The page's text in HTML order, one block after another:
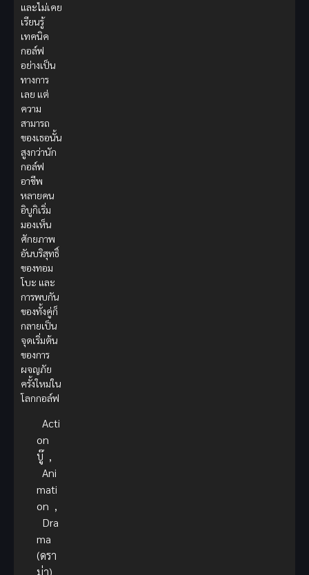
และไม่เคย
เรียนรู้
เทคนิค
กอล์ฟ
อย่างเป็น
ทางการ
เลย แต่
ความ
สามารถ
ของเธอนั้น
สูงกว่านัก
กอล์ฟ
อาชีพ
หลายคน
อิบูกิเริ่ม
มองเห็น
ศักยภาพ
อันบริสุทธิ์
ของทอม
โบะ และ
การพบกัน
ของทั้งคู่ก็
กลายเป็น
จุดเริ่มต้น
ของการ
ผจญภัย
ครั้งใหม่ใน
โลกกอล์ฟ
Acti
on
บู๊ ,
Ani
mati
on ,
Dra
ma
(ดรา